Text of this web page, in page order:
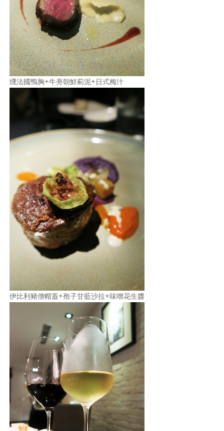
燻法國鴨胸+牛蒡朝鮮薊泥+日式梅汁
伊比利豬僧帽蓋+孢子甘藍沙拉+味噌花生醬